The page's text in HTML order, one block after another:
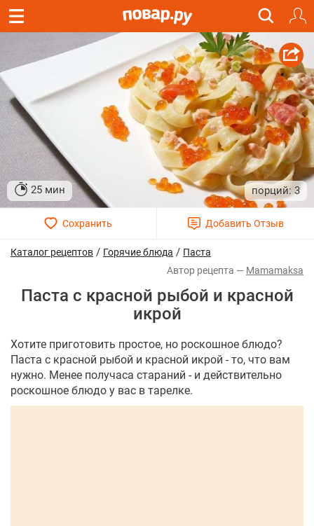
25 мин 3
Каталог рецептов / Горячие блюда / Паста
Mamamaksa
Паста с красной рыбой и красной
икрой
Хотите приготовить простое, но роскошное блюдо?
Паста с красной рыбой и красной икрой - то, что вам
нужно. Менее получаса стараний - и действительно
роскошное блюдо у вас в тарелке.